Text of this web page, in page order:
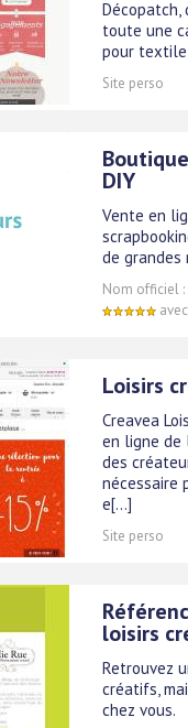
Décopatch,
toute une
pour
Site perso
DIY
Vente en
de grandes
Nom officiel :
Loisirs
Creavea
en ligne de
des
nécessaire
e[...]
Site perso
loisirs
Retrouvez
créatifs,
chez vous.